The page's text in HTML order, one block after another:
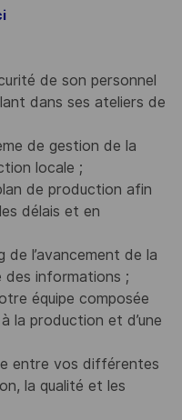
de son personnel
dans ses ateliers de
de gestion de la
locale ;
de production afin
délais et en
l’avancement de la
informations ;
équipe composée
la production et d’une
entre vos différentes
la qualité et les